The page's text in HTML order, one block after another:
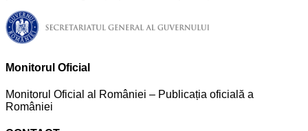
Monitorul Oficial
Monitorul Oficial al României – Publicația oficială a
României